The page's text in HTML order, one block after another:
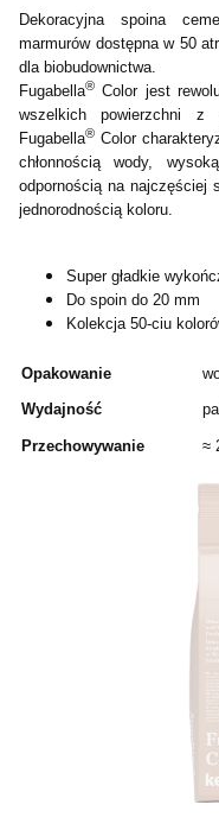
Dekoracyjna spoina
marmurów dostępna w 50
dla biobudownictwa.
Fugabella® Color jest
wszelkich powierzchni z
Fugabella® Color
chłonnością wody,
odpornością na najczęściej
jednorodnością koloru.
Super gładkie
Do spoin do 20 mm
Kolekcja 50‑ciu
Opakowanie
Wydajność
Przechowywanie ≈